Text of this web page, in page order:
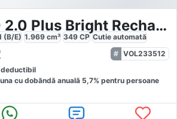
Volvo XC60 2.0 Plus Bright Recharge
(B/E) 1.969 cm³ 349 CP Cutie automată
VOL233512
deductibil
cu dobăndă anuală 5,7% pentru persoane